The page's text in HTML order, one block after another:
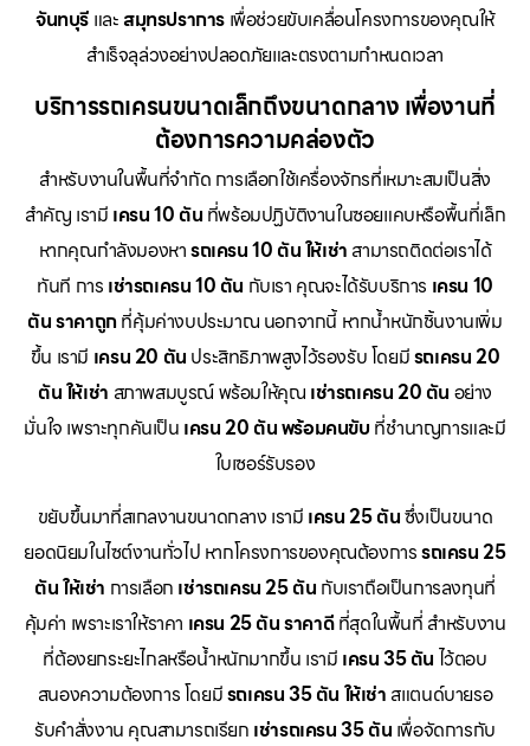
จันทบุรี และสมุทรปราการ เพื่อช่วยขับเคลื่อนโครงการของคุณให้
สำเร็จลุล่วงอย่างปลอดภัยและตรงตามกำหนดเวลา
บริการรถเครนขนาดเล็กถึงขนาดกลาง เพื่องานที่
ต้องการความคล่องตัว
สำหรับงานในพื้นที่จำกัด การเลือกใช้เครื่องจักรที่เหมาะสมเป็นสิ่ง
สำคัญ เรามี เครน 10 ตัน ที่พร้อมปฏิบัติงานในซอยแคบหรือพื้นที่เล็ก
หากคุณกำลังมองหารถเครน 10 ตัน ให้เช่า สามารถติดต่อเราได้
ทันที การ เช่ารถเครน 10 ตัน กับเรา คุณจะได้รับบริการ เครน 10
ตัน ราคาถูกที่คุ้มค่างบประมาณ นอกจากนี้ หากน้ำหนักชิ้นงานเพิ่ม
ขึ้น เรามี เครน 20 ตัน ประสิทธิภาพสูงไว้รองรับ โดยมีรถเครน 20
ตัน ให้เช่า สภาพสมบูรณ์ พร้อมให้คุณ เช่ารถเครน 20 ตัน อย่าง
มั่นใจ เพราะทุกคันเป็น เครน 20 ตัน พร้อมคนขับ ที่ชำนาญการและมี
ใบเซอร์รับรอง
ขยับขึ้นมาที่สเกลงานขนาดกลาง เรามี เครน 25 ตันซึ่งเป็นขนาด
ยอดนิยมในไซต์งานทั่วไป หากโครงการของคุณต้องการรถเครน 25
ตัน ให้เช่า การเลือก เช่ารถเครน 25 ตัน กับเราถือเป็นการลงทุนที่
คุ้มค่า เพราะเราให้ราคา เครน 25 ตัน ราคาดีที่สุดในพื้นที่ สำหรับงาน
ที่ต้องยกระยะไกลหรือน้ำหนักมากขึ้น เรามี เครน 35 ตัน ไว้ตอบ
สนองความต้องการ โดยมีรถเครน 35 ตัน ให้เช่า สแตนด์บายรอ
รับคำสั่งงาน คุณสามารถเรียก เช่ารถเครน 35 ตัน เพื่อจัดการกับ